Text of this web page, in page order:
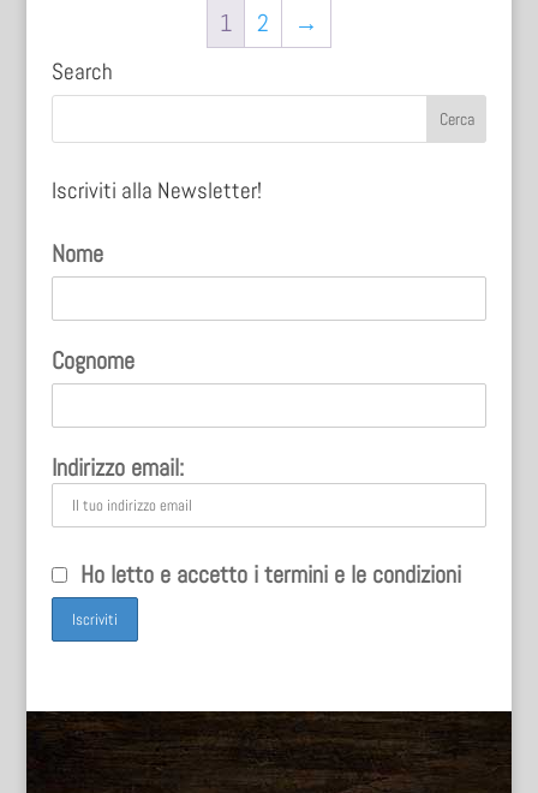
1 2 →
Search
Iscriviti alla Newsletter!
Nome
Cognome
Indirizzo email:
Ho letto e accetto i termini e le condizioni